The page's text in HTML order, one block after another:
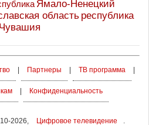
Ямало-Ненецкий
областьреспублика
Партнеры ТВ программа
Конфиденциальность
2026, Цифровое телевидение .